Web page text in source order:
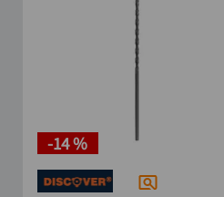
-14 %